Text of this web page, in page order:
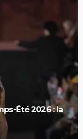
Été 2026 : la